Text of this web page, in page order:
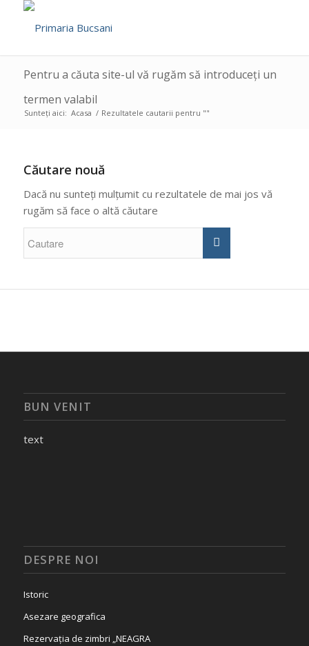
Pentru a căuta site-ul vă rugăm să introduceți un
termen valabil
Sunteți aici: Acasa / Rezultatele cautarii pentru ""
Căutare nouă
Dacă nu sunteți mulțumit cu rezultatele de mai jos vă
rugăm să face o altă căutare
BUN VENIT
text
DESPRE NOI
Istoric
Asezare geografica
Rezervația de zimbri „NEAGRA